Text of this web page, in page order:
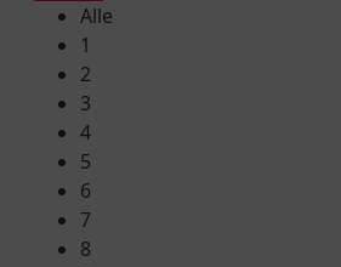
Alle
1
2
3
4
5
6
7
8